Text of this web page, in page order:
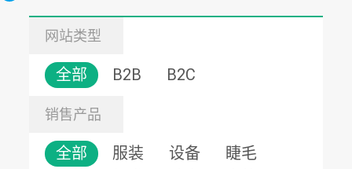
网站类型
全部 B2B B2C
销售产品
全部 服装 设备
睫毛